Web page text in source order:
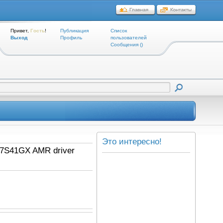
Привет, Гость!
Выход
Публикация
Профиль
Список
пользователей
Cообщения ()
Это интересно!
AMR driver